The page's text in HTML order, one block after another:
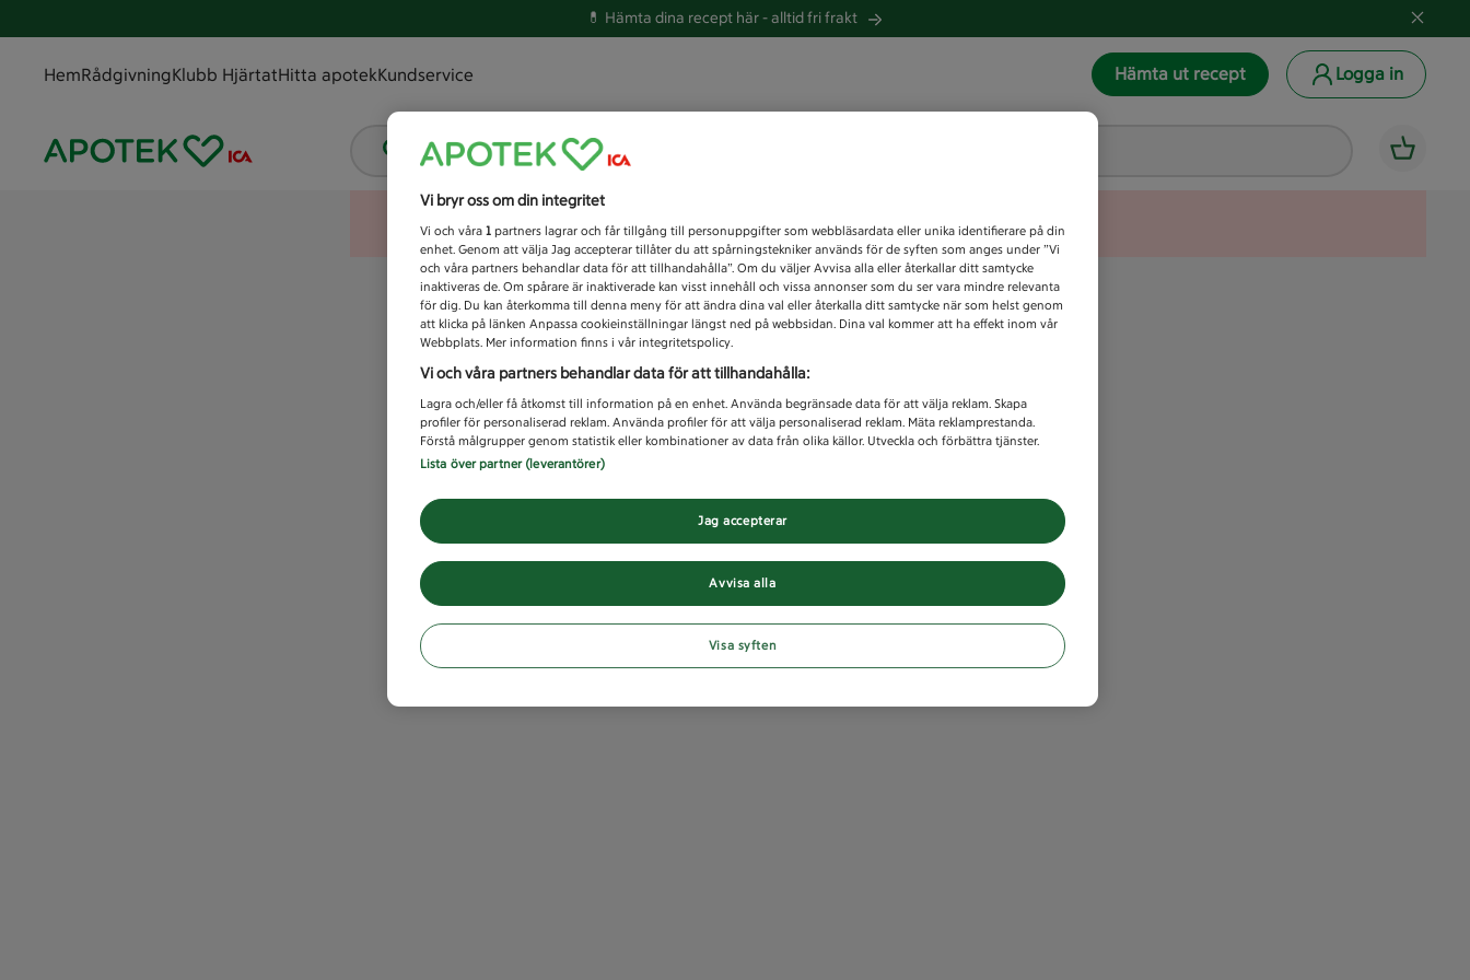
💊 Hämta dina recept här -alltid fri frakt
HemRådgivningKlubb HjärtatHitta apotekKundservice Hämta ut recept Logga in
Vad letar du efter idag?
Unknown error
Vi bryr oss om din integritet
Vi och våra 1 partners lagrar och får tillgång till personuppgifter som webbläsardata eller unika identifierare på din
enhet. Genom att välja Jag accepterar tillåter du att spårningstekniker används för de syften som anges under ”Vi
och våra partners behandlar data för att tillhandahålla”. Om du väljer Avvisa alla eller återkallar ditt samtycke
inaktiveras de. Om spårare är inaktiverade kan visst innehåll och vissa annonser som du ser vara mindre relevanta
för dig. Du kan återkomma till denna meny för att ändra dina val eller återkalla ditt samtycke när som helst genom
att klicka på länken Anpassa cookieinställningar längst ned på webbsidan. Dina val kommer att ha effekt inom vår
Webbplats. Mer information finns i vår integritetspolicy.
Vi och våra partners behandlar data för att tillhandahålla:
Lagra och/eller få åtkomst till information på en enhet. Använda begränsade data för att välja reklam. Skapa
profiler för personaliserad reklam. Använda profiler för att välja personaliserad reklam. Mäta reklamprestanda.
Förstå målgrupper genom statistik eller kombinationer av data från olika källor. Utveckla och förbättra tjänster.
Lista över partner (leverantörer)
Avvisa alla
Jag accepterar
Visa syften